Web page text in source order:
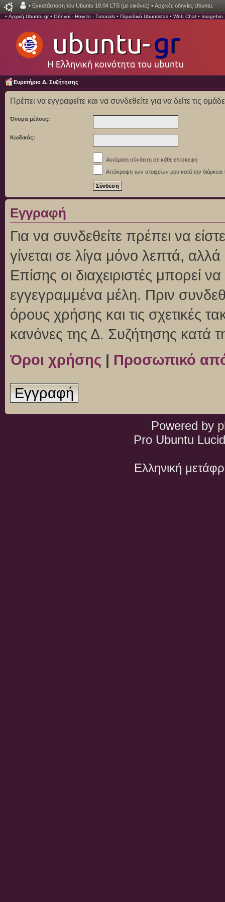
• Εγκατάσταση του Ubuntu 18.04 LTS (με εικόνες) • Αρχικές οδηγίες Ubuntu.
• Αρχική Ubuntu-gr• Οδηγοί - How to - Tutorials • Περιοδικό Ubuntistas • Web Chat • Imagebin
Ευρετήριο Δ. Συζήτησης
Πρέπει να εγγραφείτε και να συνδεθείτε για να δείτε τις
Όνομα μέλους:
Κωδικός:
Αυτόματη σύνδεση σε κάθε επίσκεψη
Απόκρυψη των στοιχείων μου κατά την διάρκεια
Εγγραφή
Για να συνδεθείτε πρέπει να
γίνεται σε λίγα μόνο λεπτά,
Επίσης οι διαχειριστές μπορεί
εγγεγραμμένα μέλη. Πριν
όρους χρήσης και τις σχετικές
κανόνες της Δ. Συζήτησης κατά
Όροι χρήσης | Προσωπικό
Εγγραφή
Powered by
Pro Ubuntu
Ελληνική